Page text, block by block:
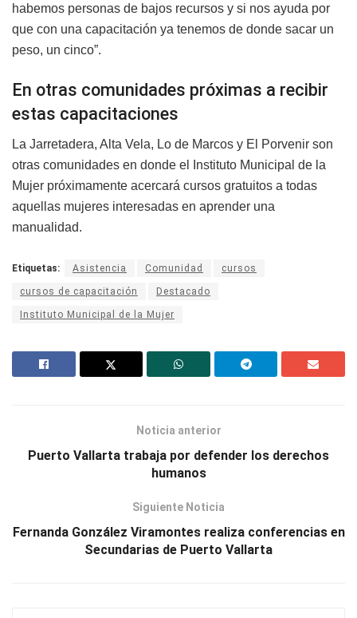
habemos personas de bajos recursos y si nos ayuda por
que con una capacitación ya tenemos de donde sacar un
peso, un cinco”.
En otras comunidades próximas a recibir
estas capacitaciones
La Jarretadera, Alta Vela, Lo de Marcos y El Porvenir son
otras comunidades en donde el Instituto Municipal de la
Mujer próximamente acercará cursos gratuitos a todas
aquellas mujeres interesadas en aprender una
manualidad.
Etiquetas: Asistencia Comunidad cursos
cursos de capacitación Destacado
Instituto Municipal de la Mujer
Noticia anterior
Puerto Vallarta trabaja por defender los derechos
humanos
Siguiente Noticia
Fernanda González Viramontes realiza conferencias en
Secundarias de Puerto Vallarta